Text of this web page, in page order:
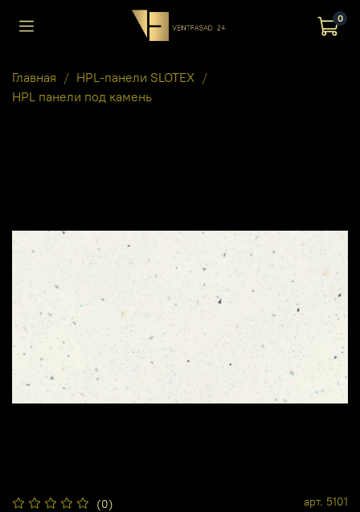
0
Главная
HPL-панели SLOTEX
HPL панели под камень
(0) арт. 5101